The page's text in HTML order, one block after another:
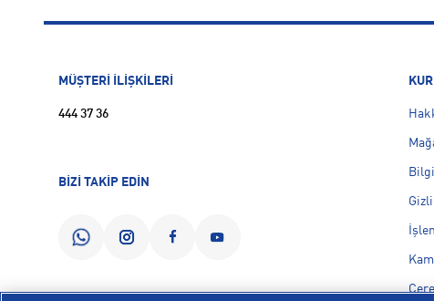
MÜŞTERİ İLİŞKİLERİ
444 37 36
BİZİ TAKİP EDİN